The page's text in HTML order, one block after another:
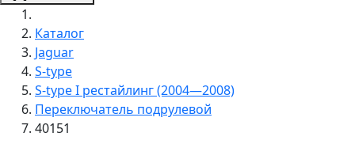
Каталог
Jaguar
S-type
S-type I рестайлинг (2004—2008)
Переключатель подрулевой
40151